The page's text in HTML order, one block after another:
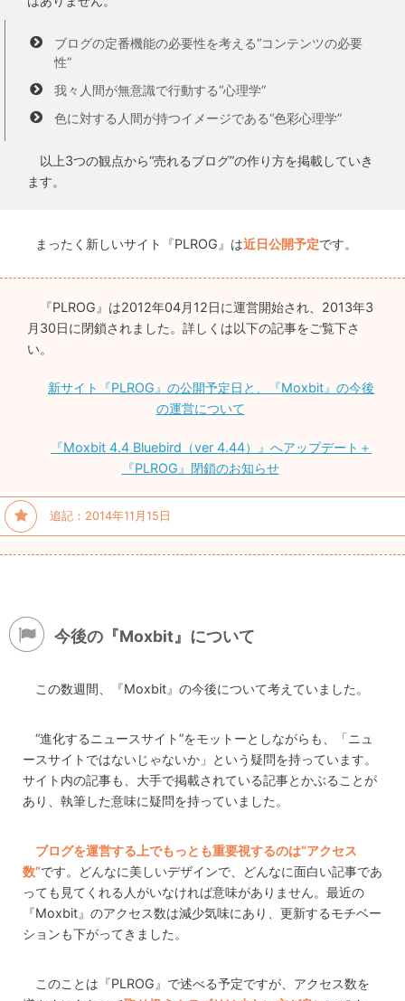
ブログの定番機能の必要性を考える“コンテンツの必要
性”
我々人間が無意識で行動する“心理学”
色に対する人間が持つイメージである“色彩心理学”
以上3つの観点から“売れるブログ”の作り方を掲載していき
ます。
まったく新しいサイト『PLROG』は近日公開予定です。
『PLROG』は2012年04月12日に運営開始され、2013年3
月30日に閉鎖されました。詳しくは以下の記事をご覧下さ
い。
新サイト『PLROG』の公開予定日と、『Moxbit』の今後
の運営について
『Moxbit 4.4 Bluebird（ver 4.44）』へアップデート＋
『PLROG』閉鎖のお知らせ
追記：2014年11月15日
今後の『Moxbit』について
この数週間、『Moxbit』の今後について考えていました。
“進化するニュースサイト”をモットーとしながらも、「ニュ
ースサイトではないじゃないか」という疑問を持っています。
サイト内の記事も、大手で掲載されている記事とかぶることが
あり、執筆した意味に疑問を持っていました。
ブログを運営する上でもっとも重要視するのは“アクセス
数”です。どんなに美しいデザインで、どんなに面白い記事であ
っても見てくれる人がいなければ意味がありません。最近の
『Moxbit』のアクセス数は減少気味にあり、更新するモチベー
ションも下がってきました。
このことは『PLROG』で述べる予定ですが、アクセス数を